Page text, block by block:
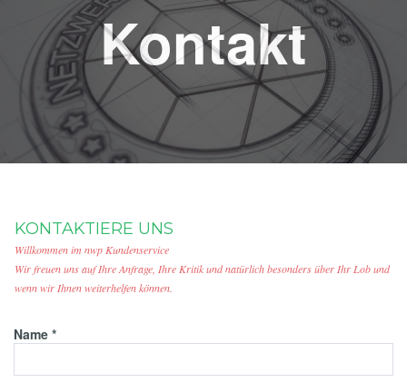
Kontakt
KONTAKTIERE UNS
Willkommen im nwp Kundenservice
Wir freuen uns auf Ihre Anfrage, Ihre Kritik und natürlich besonders über Ihr Lob und
wenn wir Ihnen weiterhelfen können.
Name *